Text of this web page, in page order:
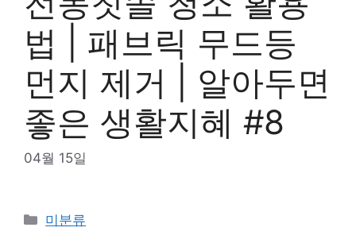
법 | 패브릭 무드등
먼지 제거 | 알아두면
좋은 생활지혜 #8
04월 15일
Categories
미분류